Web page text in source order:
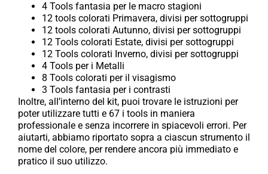
4 Tools fantasia per le macro stagioni
12 tools colorati Primavera, divisi per sottogruppi
12 tools colorati Autunno, divisi per sottogruppi
12 Tools colorati Estate, divisi per sottogruppi
12 Tools colorati Inverno, divisi per sottogruppi
4 Tools per i Metalli
8 Tools colorati per il visagismo
3 Tools fantasia per i contrasti
Inoltre, all’interno del kit, puoi trovare le istruzioni per
poter utilizzare tutti e 67 i tools in maniera
professionale e senza incorrere in spiacevoli errori. Per
aiutarti, abbiamo riportato sopra a ciascun strumento il
nome del colore, per rendere ancora più immediato e
pratico il suo utilizzo.